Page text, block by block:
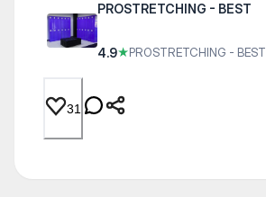
PROSTRETCHING - BEST
4.9★PROSTRETCHING - BEST
31